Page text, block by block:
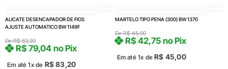
ALICATE DESENCAPADOR DE FIOS
AJUSTE AUTOMATICO BW 1149F
DeR$83,20
Em até 1x de R$83,20
R$79,04 no Pix
MARTELO TIPO PENA (300) BW 1370
DeR$45,00
Em até 1x de R$ 45,00
R$42,75 no Pix